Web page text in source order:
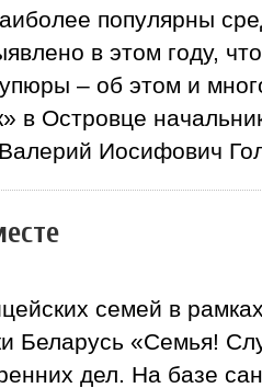
популярны
в этом году,
– об этом и
Островце
Иосифович
семей в
Беларусь «Семья!
дел. На базе